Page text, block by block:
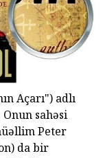
Açarı") adlı
sahəsi
Peter
da bir